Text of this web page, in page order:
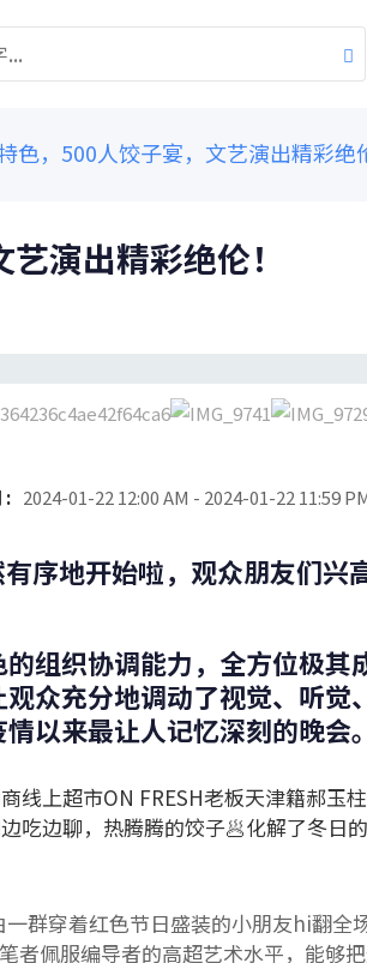
色，500人饺子宴，文艺演出精彩绝
演出精彩绝伦！
: 2024-01-22 12:00 AM - 2024-01-22 11:59
序地开始啦，观众朋友们兴
组织协调能力，全方位极其
众充分地调动了视觉、听觉
以来最让人记忆深刻的晚会。
线上超市ON FRESH老板天津籍郝玉
吃边聊，热腾腾的饺子🥟化解了冬日
群穿着红色节日盛装的小朋友hi翻全
者佩服编导者的高超艺术水平，能够